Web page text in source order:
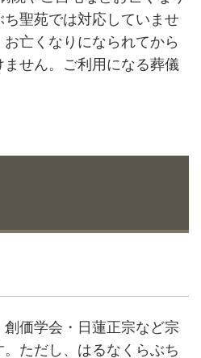
聖苑では対応していませ
亡くなりになられてから
せん。ご利用になる葬儀
価学会・日蓮正宗など宗
ただし、はるなくらぶち